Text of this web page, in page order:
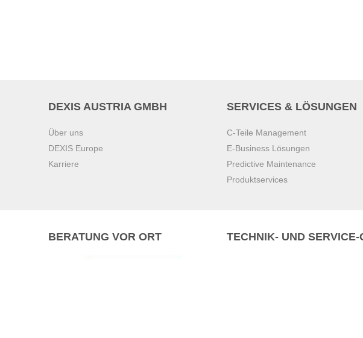
DEXIS AUSTRIA GMBH
Über uns
DEXIS Europe
Karriere
SERVICES & LÖSUNGEN
C-Teile Management
E-Business Lösungen
Predictive Maintenance
Produktservices
BERATUNG VOR ORT TECHNIK- UND SERVICE-